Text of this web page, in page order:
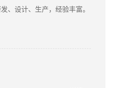
、设计、生产，经验丰富。